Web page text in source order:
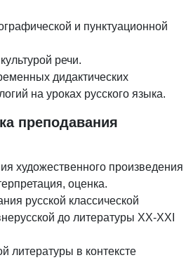
и пунктуационной
речи.
дидактических
на уроках русского языка.
преподавания
художественного произведения
оценка.
русской классической
до литературы XX-XXI
литературы в контексте